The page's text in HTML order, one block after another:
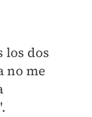
los dos
no me